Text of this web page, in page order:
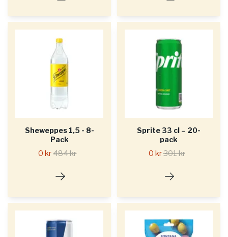
Sheweppes 1,5 - 8-
Pack
0 kr484 kr
Sprite 33 cl – 20-
pack
0 kr301 kr